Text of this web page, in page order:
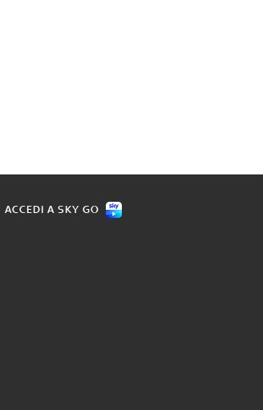
ACCEDI A SKY GO